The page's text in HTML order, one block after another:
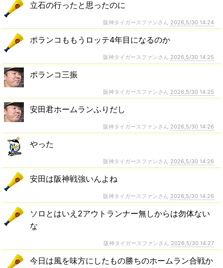
立石の行ったと思ったのに
阪神タイガースファンさん 2026,5/30 14:24
ポランコももうロッテ4年目になるのか
阪神タイガースファンさん 2026,5/30 14:25
ポランコ三振
阪神タイガースファンさん 2026,5/30 14:25
安田君ホームランふりだし
阪神タイガースファンさん 2026,5/30 14:26
やった
阪神タイガースファンさん 2026,5/30 14:26
安田は阪神戦強いんよね
阪神タイガースファンさん 2026,5/30 14:26
ソロとはいえ2アウトランナー無しからは勿体ない
な
阪神タイガースファンさん 2026,5/30 14:27
今日は風を味方にしたもの勝ちのホームラン合戦か